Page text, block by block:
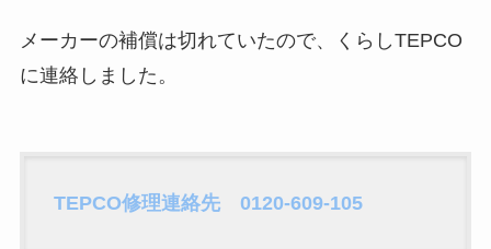
メーカーの補償は切れていたので、くらしTEPCO
に連絡しました。
TEPCO修理連絡先 0120-609-105